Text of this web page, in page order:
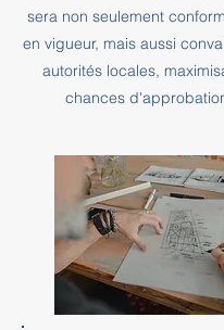
sera non seulement
en vigueur, mais aussi
autorités locales,
chances